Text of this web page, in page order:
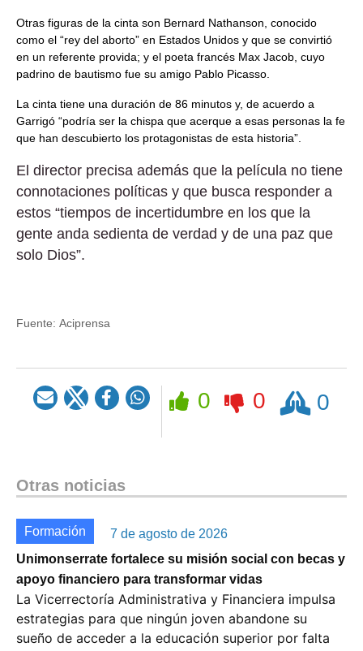
Otras figuras de la cinta son Bernard Nathanson, conocido
como el “rey del aborto” en Estados Unidos y que se convirtió
en un referente provida; y el poeta francés Max Jacob, cuyo
padrino de bautismo fue su amigo Pablo Picasso.
La cinta tiene una duración de 86 minutos y, de acuerdo a
Garrigó “podría ser la chispa que acerque a esas personas la fe
que han descubierto los protagonistas de esta historia”.
El director precisa además que la película no tiene
connotaciones políticas y que busca responder a
estos “tiempos de incertidumbre en los que la
gente anda sedienta de verdad y de una paz que
solo Dios”.
Fuente: Aciprensa
0 0
Rezar 0
Otras noticias
Formación
7 de agosto de 2026
Unimonserrate fortalece su misión social con becas y
apoyo financiero para transformar vidas
La Vicerrectoría Administrativa y Financiera impulsa
estrategias para que ningún joven abandone su
sueño de acceder a la educación superior por falta